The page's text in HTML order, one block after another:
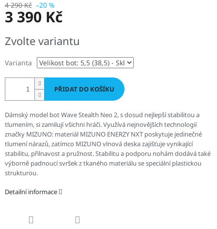
4 290 Kč –20 %
3 390 Kč
cena:
Zvolte variantu
Varianta
PŘIDAT DO KOŠÍKU
Dámský model bot Wave Stealth Neo 2, s dosud nejlepší stabilitou a
tlumením, si zamilují všichni hráči. Využívá nejnovějších technologií
značky MIZUNO: materiál MIZUNO ENERZY NXT poskytuje jedinečné
tlumení nárazů, zatímco MIZUNO vlnová deska zajišťuje vynikající
stabilitu, přilnavost a pružnost. Stabilitu a podporu nohám dodává také
výborně padnoucí svršek z tkaného materiálu se speciální plastickou
strukturou.
Detailní informace